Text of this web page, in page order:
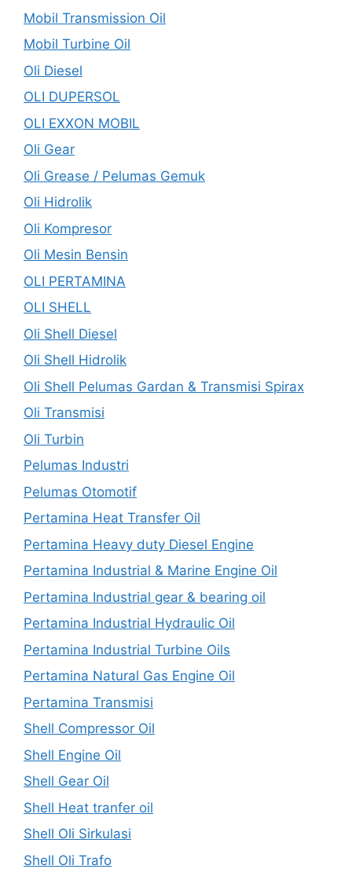
Mobil Transmission Oil
Mobil Turbine Oil
Oli Diesel
OLI DUPERSOL
OLI EXXON MOBIL
Oli Gear
Oli Grease / Pelumas Gemuk
Oli Hidrolik
Oli Kompresor
Oli Mesin Bensin
OLI PERTAMINA
OLI SHELL
Oli Shell Diesel
Oli Shell Hidrolik
Oli Shell Pelumas Gardan & Transmisi Spirax
Oli Transmisi
Oli Turbin
Pelumas Industri
Pelumas Otomotif
Pertamina Heat Transfer Oil
Pertamina Heavy duty Diesel Engine
Pertamina Industrial & Marine Engine Oil
Pertamina Industrial gear & bearing oil
Pertamina Industrial Hydraulic Oil
Pertamina Industrial Turbine Oils
Pertamina Natural Gas Engine Oil
Pertamina Transmisi
Shell Compressor Oil
Shell Engine Oil
Shell Gear Oil
Shell Heat tranfer oil
Shell Oli Sirkulasi
Shell Oli Trafo